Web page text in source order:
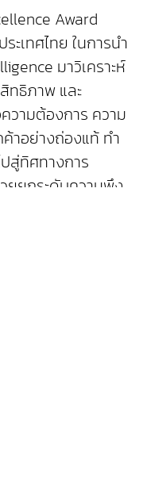
Award
เทศไทย ในการนำ
มาวิเคราะห์
ทธิภาพ และ
วามต้องการ ความ
าอย่างถ่องแท้ ทำ
สู่ทิศทางการ
ยยกระดับความพึง